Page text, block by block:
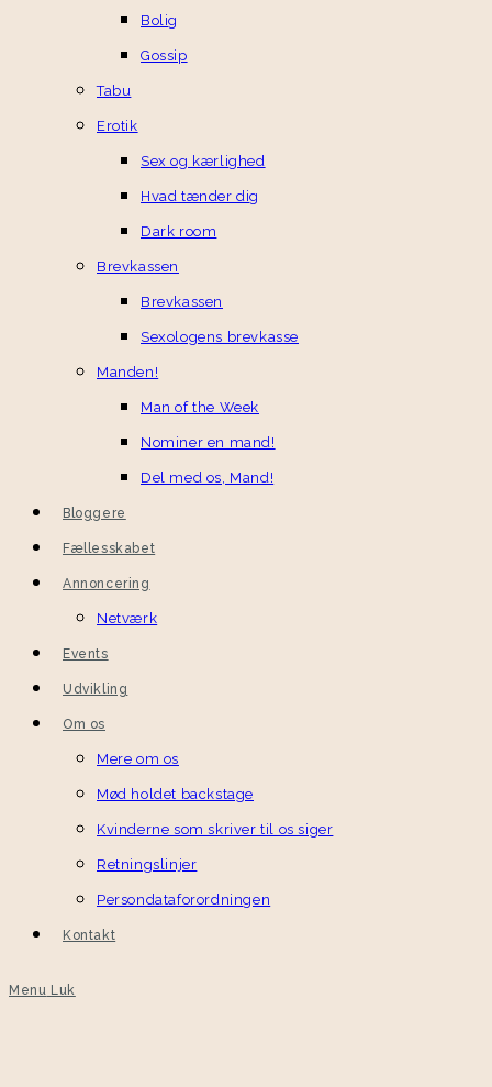
Bolig
Gossip
Tabu
Erotik
Sex og kærlighed
Hvad tænder dig
Dark room
Brevkassen
Brevkassen
Sexologens brevkasse
Manden!
Man of the Week
Nominer en mand!
Del med os, Mand!
Bloggere
Fællesskabet
Annoncering
Netværk
Events
Udvikling
Om os
Mere om os
Mød holdet backstage
Kvinderne som skriver til os siger
Retningslinjer
Persondataforordningen
Kontakt
Menu Luk